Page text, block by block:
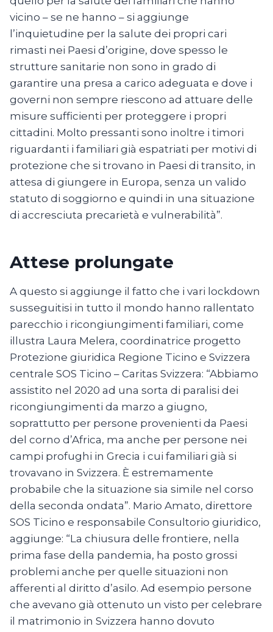
vicino – se ne hanno – si aggiunge
l’inquietudine per la salute dei propri cari
rimasti nei Paesi d’origine, dove spesso le
strutture sanitarie non sono in grado di
garantire una presa a carico adeguata e dove i
governi non sempre riescono ad attuare delle
misure sufficienti per proteggere i propri
cittadini. Molto pressanti sono inoltre i timori
riguardanti i familiari già espatriati per motivi di
protezione che si trovano in Paesi di transito, in
attesa di giungere in Europa, senza un valido
statuto di soggiorno e quindi in una situazione
di accresciuta precarietà e vulnerabilità”.
Attese prolungate
A questo si aggiunge il fatto che i vari lockdown
susseguitisi in tutto il mondo hanno rallentato
parecchio i ricongiungimenti familiari, come
illustra Laura Melera, coordinatrice progetto
Protezione giuridica Regione Ticino e Svizzera
centrale SOS Ticino – Caritas Svizzera: “Abbiamo
assistito nel 2020 ad una sorta di paralisi dei
ricongiungimenti da marzo a giugno,
soprattutto per persone provenienti da Paesi
del corno d’Africa, ma anche per persone nei
campi profughi in Grecia i cui familiari già si
trovavano in Svizzera. È estremamente
probabile che la situazione sia simile nel corso
della seconda ondata”. Mario Amato, direttore
SOS Ticino e responsabile Consultorio giuridico,
aggiunge: “La chiusura delle frontiere, nella
prima fase della pandemia, ha posto grossi
problemi anche per quelle situazioni non
afferenti al diritto d’asilo. Ad esempio persone
che avevano già ottenuto un visto per celebrare
il matrimonio in Svizzera hanno dovuto